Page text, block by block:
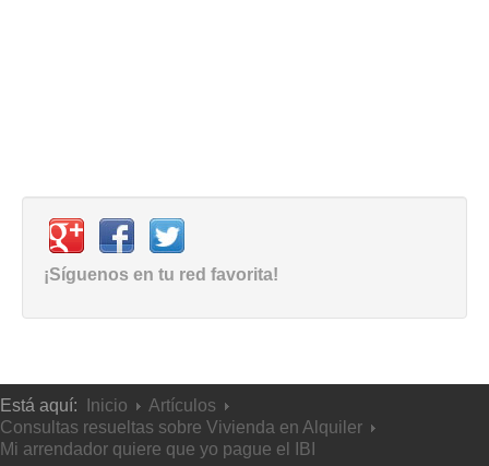
¡Síguenos en tu red favorita!
Está aquí: Inicio
Artículos
Consultas resueltas sobre Vivienda en Alquiler
Mi arrendador quiere que yo pague el IBI